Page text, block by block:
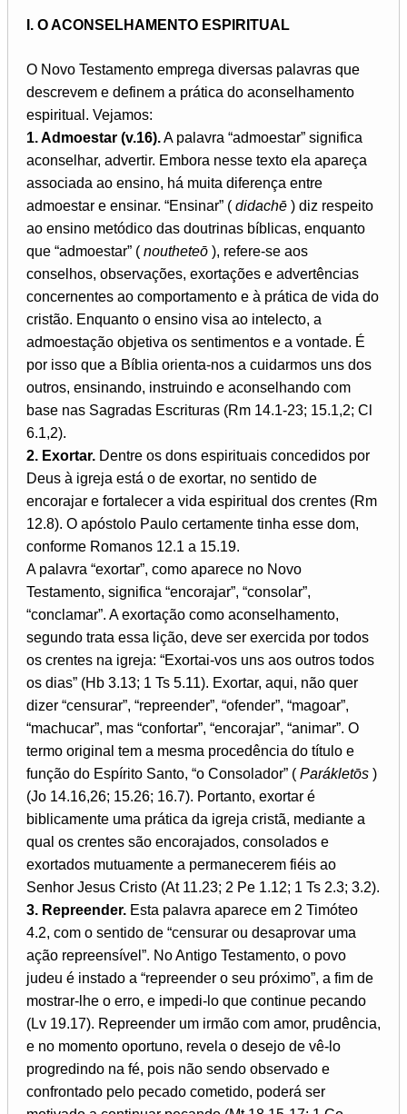
I. O ACONSELHAMENTO ESPIRITUAL
O Novo Testamento emprega diversas palavras que
descrevem e definem a prática do aconselhamento
espiritual. Vejamos:
1. Admoestar (v.16).A palavra “admoestar” significa
aconselhar, advertir. Embora nesse texto ela apareça
associada ao ensino, há muita diferença entre
admoestar e ensinar. “Ensinar” ( didachē ) diz respeito
ao ensino metódico das doutrinas bíblicas, enquanto
que “admoestar” ( noutheteō ), refere-se aos
conselhos, observações, exortações e advertências
concernentes ao comportamento e à prática de vida do
cristão. Enquanto o ensino visa ao intelecto, a
admoestação objetiva os sentimentos e a vontade. É
por isso que a Bíblia orienta-nos a cuidarmos uns dos
outros, ensinando, instruindo e aconselhando com
base nas Sagradas Escrituras (Rm 14.1-23; 15.1,2; Cl
6.1,2).
2. Exortar. Dentre os dons espirituais concedidos por
Deus à igreja está o de exortar, no sentido de
encorajar e fortalecer a vida espiritual dos crentes (Rm
12.8). O apóstolo Paulo certamente tinha esse dom,
conforme Romanos 12.1 a 15.19.
A palavra “exortar”, como aparece no Novo
Testamento, significa “encorajar”, “consolar”,
“conclamar”. A exortação como aconselhamento,
segundo trata essa lição, deve ser exercida por todos
os crentes na igreja: “Exortai-vos uns aos outros todos
os dias” (Hb 3.13; 1 Ts 5.11). Exortar, aqui, não quer
dizer “censurar”, “repreender”, “ofender”, “magoar”,
“machucar”, mas “confortar”, “encorajar”, “animar”. O
termo original tem a mesma procedência do título e
função do Espírito Santo, “o Consolador” ( Parákletōs )
(Jo 14.16,26; 15.26; 16.7). Portanto, exortar é
biblicamente uma prática da igreja cristã, mediante a
qual os crentes são encorajados, consolados e
exortados mutuamente a permanecerem fiéis ao
Senhor Jesus Cristo (At 11.23; 2 Pe 1.12; 1 Ts 2.3; 3.2).
3. Repreender. Esta palavra aparece em 2 Timóteo
4.2, com o sentido de “censurar ou desaprovar uma
ação repreensível”. No Antigo Testamento, o povo
judeu é instado a “repreender o seu próximo”, a fim de
mostrar-lhe o erro, e impedi-lo que continue pecando
(Lv 19.17). Repreender um irmão com amor, prudência,
e no momento oportuno, revela o desejo de vê-lo
progredindo na fé, pois não sendo observado e
confrontado pelo pecado cometido, poderá ser